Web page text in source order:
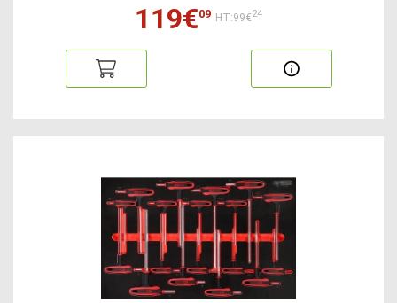
119€09 HT:99€24